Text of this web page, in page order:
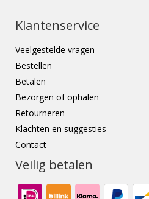
Klantenservice
Veelgestelde vragen
Bestellen
Betalen
Bezorgen of ophalen
Retourneren
Klachten en suggesties
Contact
Veilig betalen